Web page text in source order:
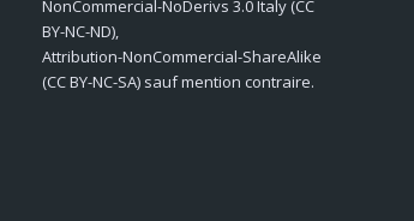
NonCommercial-NoDerivs 3.0 Italy (CC
BY-NC-ND),
Attribution-NonCommercial-ShareAlike
(CC BY-NC-SA) sauf mention contraire.